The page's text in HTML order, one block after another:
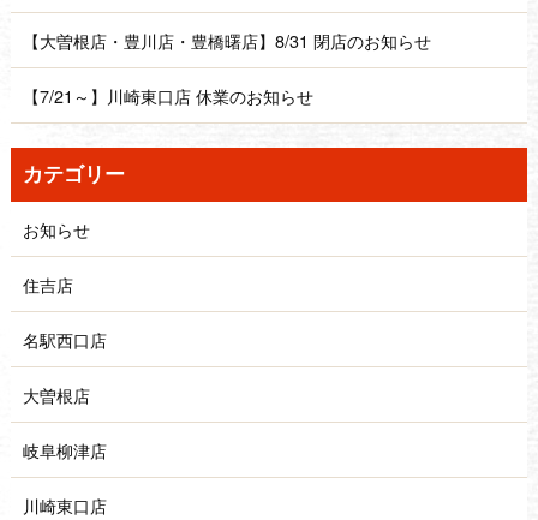
【大曽根店・豊川店・豊橋曙店】8/31 閉店のお知らせ
【7/21～】川崎東口店 休業のお知らせ
カテゴリー
お知らせ
住吉店
名駅西口店
大曽根店
岐阜柳津店
川崎東口店